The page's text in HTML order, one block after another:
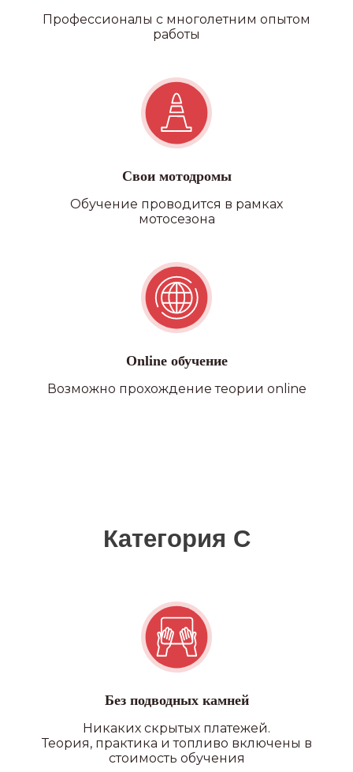
Профессионалы с многолетним опытом
работы
Свои мотодромы
Обучение проводится в рамках
мотосезона
Online обучение
Возможно прохождение теории online
Без подводных камней
Никаких скрытых платежей.
Теория, практика и топливо включены в
стоимость обучения